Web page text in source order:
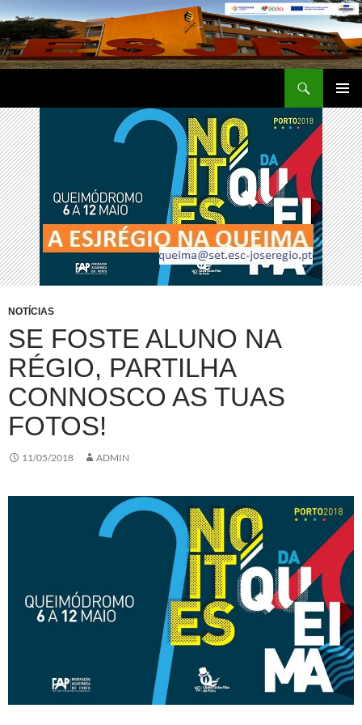
Saltar
para
o
conteúdo
MENU
NOTÍCIAS
SE FOSTE ALUNO NA
RÉGIO, PARTILHA
CONNOSCO AS TUAS
FOTOS!
11/05/2018 ADMIN